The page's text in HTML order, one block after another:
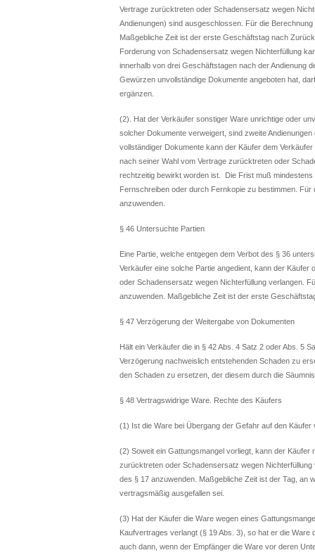
Vertrage zurücktreten oder Schadensersatz wegen
Andienungen) sind ausgeschlossen. Für die
Maßgebliche Zeit ist der erste Geschäftstag nach
Forderung von Schadensersatz wegen Nichterfüllung
innerhalb von drei Geschäftstagen nach der Andienung
Gewürzen unvollständige Dokumente angeboten hat,
ergänzen.
(2). Hat der Verkäufer sonstiger Ware unrichtige oder
solcher Dokumente verweigert, sind zweite
vollständiger Dokumente kann der Käufer dem
nach seiner Wahl vom Vertrage zurücktreten oder
rechtzeitig bewirkt worden ist. Die Frist muß
Fernschreiben oder durch Fernkopie zu bestimmen.
anzuwenden.
§ 46 Untersuchte Partien
Eine Partie, welche entgegen dem Verbot des § 36
Verkäufer eine solche Partie angedient, kann der
oder Schadensersatz wegen Nichterfüllung verlangen.
anzuwenden. Maßgebliche Zeit ist der erste
§ 47 Verzögerung der Weitergabe von Dokumenten
Hält ein Verkäufer die in § 42 Abs. 4 Satz 2 oder Abs. 5
Verzögerung nachweislich entstehenden Schaden zu
den Schaden zu ersetzen, der diesem durch die
§ 48 Vertragswidrige Ware. Rechte des Käufers
(1) Ist die Ware bei Übergang der Gefahr auf den
(2) Soweit ein Gattungsmangel vorliegt, kann der
zurücktreten oder Schadensersatz wegen
des § 17 anzuwenden. Maßgebliche Zeit ist der Tag, an
vertragsmäßig ausgefallen sei.
(3) Hat der Käufer die Ware wegen eines
Kaufvertrages verlangt (§ 19 Abs. 3), so hat er die
auch dann, wenn der Empfänger die Ware vor deren